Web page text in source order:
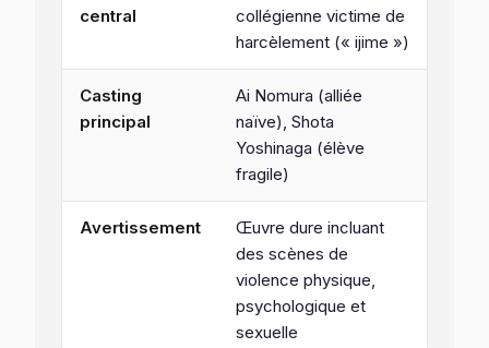
central
collégienne victime de
harcèlement (« ijime »)
Casting
principal
Ai Nomura (alliée
naïve), Shota
Yoshinaga (élève
fragile)
Avertissement
Œuvre dure incluant
des scènes de
violence physique,
psychologique et
sexuelle